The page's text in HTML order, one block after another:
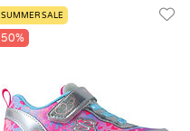
SUMMER SALE
50%